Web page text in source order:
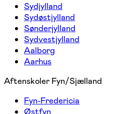
Sydjylland
Sydøstjylland
Sønderjylland
Sydvestjylland
Aalborg
Aarhus
Aftenskoler Fyn/Sjælland
Fyn-Fredericia
Østfyn